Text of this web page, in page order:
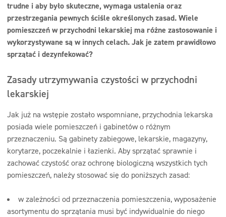
trudne i aby było skuteczne, wymaga ustalenia oraz
przestrzegania pewnych ściśle określonych zasad. Wiele
pomieszczeń w przychodni lekarskiej ma różne zastosowanie i
wykorzystywane są w innych celach. Jak je zatem prawidłowo
sprzątać i dezynfekować?
Zasady utrzymywania czystości w przychodni
lekarskiej
Jak już na wstępie zostało wspomniane, przychodnia lekarska
posiada wiele pomieszczeń i gabinetów o różnym
przeznaczeniu. Są gabinety zabiegowe, lekarskie, magazyny,
korytarze, poczekalnie i łazienki. Aby sprzątać sprawnie i
zachować czystość oraz ochronę biologiczną wszystkich tych
pomieszczeń, należy stosować się do poniższych zasad:
w zależności od przeznaczenia pomieszczenia, wyposażenie
asortymentu do sprzątania musi być indywidualnie do niego